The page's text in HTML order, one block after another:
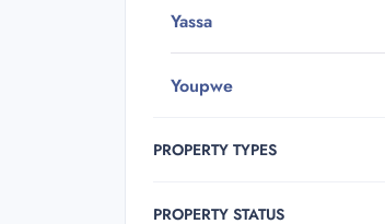
Yassa
Youpwe
PROPERTY TYPES
PROPERTY STATUS